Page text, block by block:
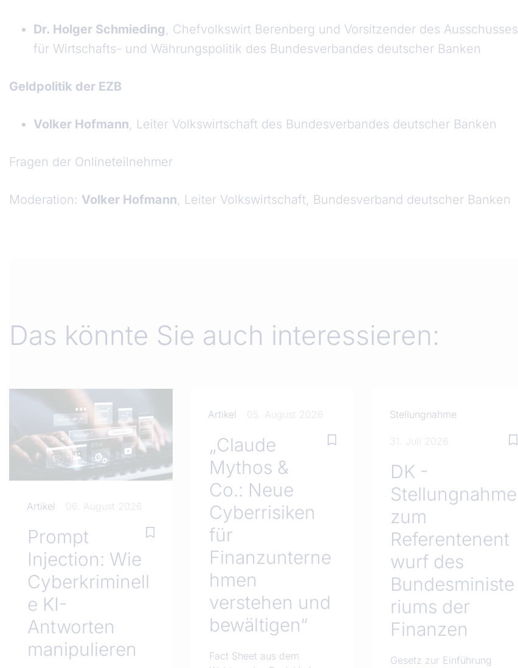
Dr. Holger Schmieding, Chefvolkswirt Berenberg und Vorsitzender des Ausschusses
für Wirtschafts- und Währungspolitik des Bundesverbandes deutscher Banken
Geldpolitik der EZB
Volker Hofmann, Leiter Volkswirtschaft des Bundesverbandes deutscher Banken
Fragen der Onlineteilnehmer
Moderation: Volker Hofmann, Leiter Volkswirtschaft, Bundesverband deutscher Banken
Das könnte Sie auch interessieren:
Artikel 06. August 2026
Prompt
Injection: Wie
Cyberkriminell
e KI-
Antworten
manipulieren
Artikel 05. August 2026
„Claude
Mythos &
Co.: Neue
Cyberrisiken
für
Finanzunterne
hmen
verstehen und
bewältigen“
Fact Sheet aus dem
Stellungnahme
31. Juli 2026
DK -
Stellungnahme
zum
Referentenent
wurf des
Bundesministe
riums der
Finanzen
Gesetz zur Einführung